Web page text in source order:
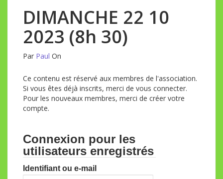
DIMANCHE 22 10
2023 (8h 30)
Par Paul On
Ce contenu est réservé aux membres de l'association.
Si vous êtes déjà inscrits, merci de vous connecter.
Pour les nouveaux membres, merci de créer votre
compte.
Connexion pour les
utilisateurs enregistrés
Identifiant ou e-mail